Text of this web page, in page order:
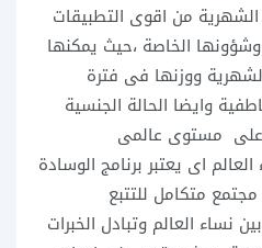
الشهرية من اقوى التطبيقات
الخاصة ،حيث يمكنها
ووزنها فى فترة
وايضا الحالة الجنسية
على مستوى عالمى
اى يعتبر برنامج الوسادة
الوردية Period Tracker Pro مجتمع متكامل للتتبع
نساء العالم وتبادل الخبرات